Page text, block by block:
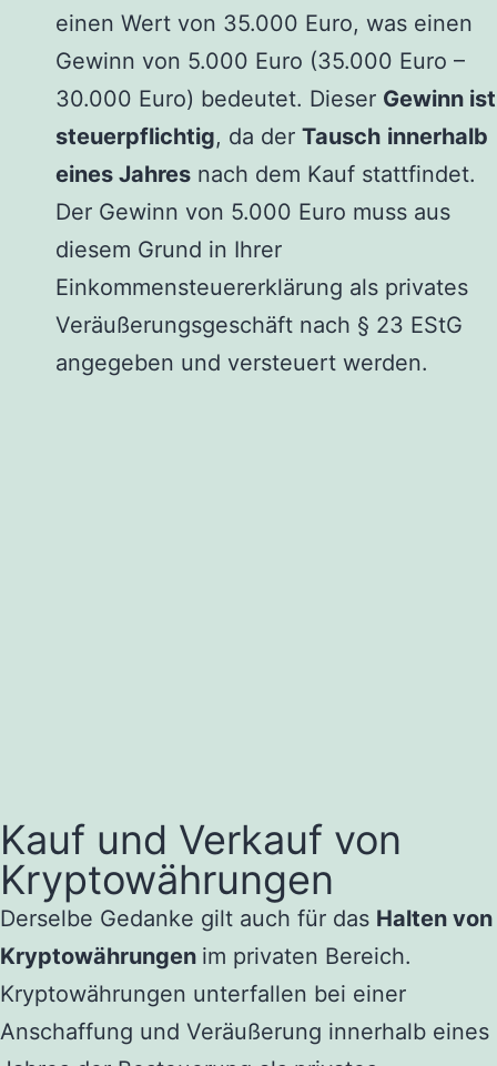
einen Wert von 35.000 Euro, was einen
Gewinn von 5.000 Euro (35.000 Euro –
30.000 Euro) bedeutet. Dieser Gewinn ist
steuerpflichtig, da der Tausch innerhalb
eines Jahres nach dem Kauf stattfindet.
Der Gewinn von 5.000 Euro muss aus
diesem Grund in Ihrer
Einkommensteuererklärung als privates
Veräußerungsgeschäft nach § 23 EStG
angegeben und versteuert werden.
Kauf und Verkauf von
Kryptowährungen
Derselbe Gedanke gilt auch für das Halten von
Kryptowährungen im privaten Bereich.
Kryptowährungen unterfallen bei einer
Anschaffung und Veräußerung innerhalb eines